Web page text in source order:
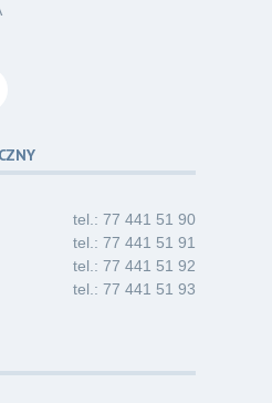
– pielęgniarka/pielęgniarz
pielęgniarstwa
tel.: 77 441 51 90
tel.: 77 441 51 91
tel.: 77 441 51 92
tel.: 77 441 51 93